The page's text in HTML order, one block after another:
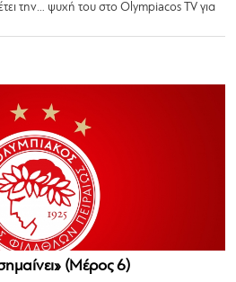
την… ψυχή του στο Olympiacos TV για
(Μέρος 6)